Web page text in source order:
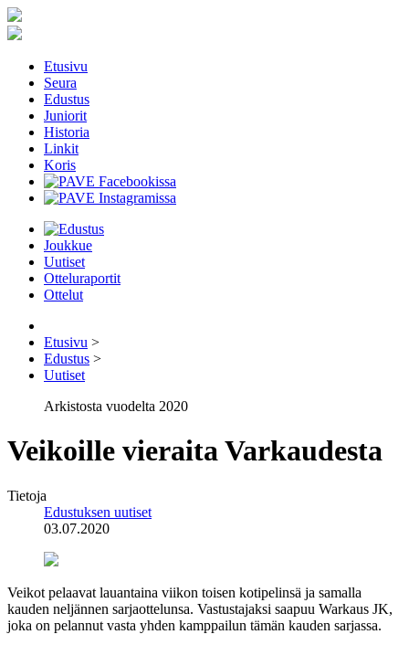
Etusivu
Seura
Edustus
Juniorit
Historia
Linkit
Koris
Joukkue
Uutiset
Otteluraportit
Ottelut
Etusivu >
Edustus >
Uutiset
Arkistosta vuodelta 2020
Veikoille vieraita Varkaudesta
Tietoja
Edustuksen uutiset
03.07.2020
Veikot pelaavat lauantaina viikon toisen kotipelinsä ja samalla
kauden neljännen sarjaottelunsa. Vastustajaksi saapuu Warkaus JK,
joka on pelannut vasta yhden kamppailun tämän kauden sarjassa.